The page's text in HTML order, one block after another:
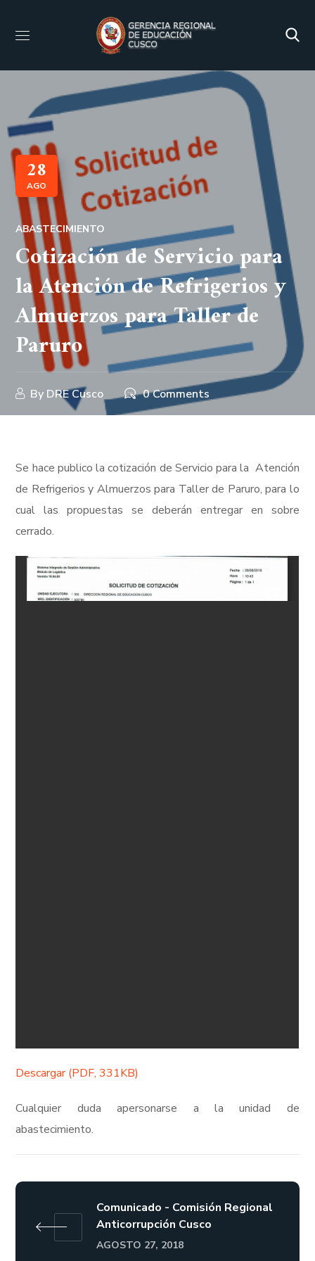
28
AGO
ABASTECIMIENTO
Cotización de Servicio para
la Atención de Refrigerios y
Almuerzos para Taller de
Paruro
By DRE Cusco 0 Comments
Se hace publico la cotización de Servicio para la Atención
de Refrigerios y Almuerzos para Taller de Paruro, para lo
cual las propuestas se deberán entregar en sobre
cerrado.
Descargar (PDF, 331KB)
Cualquier duda apersonarse a la unidad de
abastecimiento.
Comunicado - Comisión Regional
Anticorrupción Cusco
AGOSTO 27, 2018